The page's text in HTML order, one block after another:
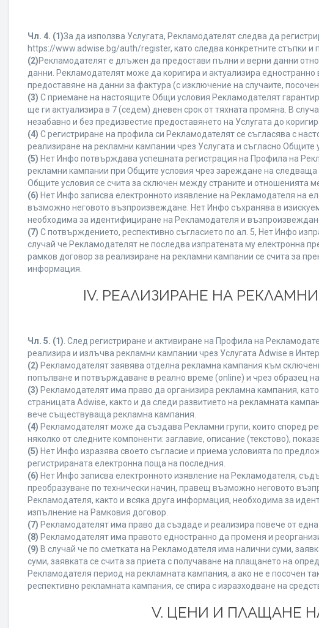
Чл. 4. (1)За да използва Услугата, Рекламодателят следва да
https://www.adwise.bg/auth/register, като следва конкретните стъпки
(2)Рекламодателят е длъжен да предостави пълни и верни данни
данни. Рекламодателят може да коригира и актуализира
предоставяне на данни за фактура (с изключение на случаите,
(3) С приемане на настоящите Общи условия Рекламодателят
ще ги актуализира в 7 (седем) дневен срок от тяхната промяна. В
незабавно и без предизвестие предоставянето на Услугата до
(4) С регистриране на профила си Рекламодателят се съгласява с
реализиране на рекламни кампании чрез Услугата и съгласно Общите
(5) Нет Инфо потвърждава успешната регистрация на Профила на
рекламни кампании при Общите условия чрез зареждане на
Общите условия се счита за сключен между страните и отношенията
(6) Нет Инфо записва електронното изявление на Рекламодателя на
възможно неговото възпроизвеждане. Нет Инфо съхранява в
необходима за идентифициране на Рекламодателя и
(7) С потвърждението, респективно съгласието по ал. 5, Нет Инфо
случай че Рекламодателят не последва изпратената му електронна
рамков договор за реализиране на рекламни кампании се счита за
информация.
IV. РЕАЛИЗИРАНЕ НА
Чл. 5. (1) . След регистриране и активиране на Профила на
реализира и излъчва рекламни кампании чрез Услугата Adwise в
(2) Рекламодателят заявява отделна рекламна кампания към
попълване и потвърждаване в реално време (online) и чрез образец
(3) Рекламодателят има право да организира рекламна кампания,
страницата Adwise, както и да следи развитието на рекламната
вече съществуваща рекламна кампания.
(4) Рекламодателят може да създава Рекламни групи, които според
няколко от следните компоненти: заглавие, описание (текстово),
(5) Нет Инфо изразява своето съгласие и приема условията по
регистрираната електронна поща на последния.
(6) Нет Инфо записва електронното изявление на Рекламодателя,
преобразуване по технически начин, правещ възможно неговото
Рекламодателя, както и всяка друга информация, необходима за
изпълнение на Рамковия договор.
(7) Рекламодателят има право да създаде и реализира повече от
(8) Рекламодателят има правото едностранно да променя и
(9) В случай че по сметката на Рекламодателя има налични суми,
суми, заявката се счита за приета с получаване на плащането на
Рекламодателя период на рекламната кампания, а ако не е посочен
респективно рекламната кампания, се спира с изразходване на
V. ЦЕНИ И ПЛАЩАНЕ